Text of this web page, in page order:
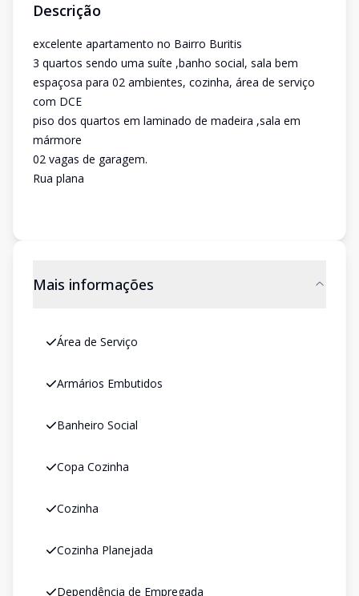
Descrição
excelente apartamento no Bairro Buritis
3 quartos sendo uma suíte ,banho social, sala bem
espaçosa para 02 ambientes, cozinha, área de serviço
com DCE
piso dos quartos em laminado de madeira ,sala em
mármore
02 vagas de garagem.
Rua plana
Mais informações
Área de Serviço
Armários Embutidos
Banheiro Social
Copa Cozinha
Cozinha
Cozinha Planejada
Dependência de Empregada